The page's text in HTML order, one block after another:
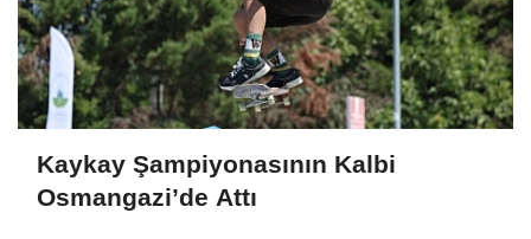
Kaykay Şampiyonasının Kalbi
Osmangazi’de Attı